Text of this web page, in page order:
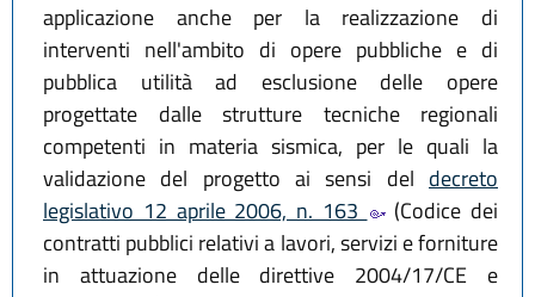
applicazione anche per la realizzazione di
interventi nell'ambito di opere pubbliche e di
pubblica utilità ad esclusione delle opere
progettate dalle strutture tecniche regionali
competenti in materia sismica, per le quali la
validazione del progetto ai sensi del decreto
legislativo 12 aprile 2006, n. 163
(Codice dei
contratti pubblici relativi a lavori, servizi e forniture
in attuazione delle direttive 2004/17/CE e